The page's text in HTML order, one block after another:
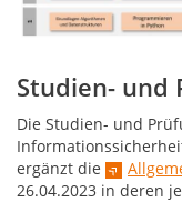
Studien- und
Die Studien- und
ergänzt die
26.04.2023 in deren